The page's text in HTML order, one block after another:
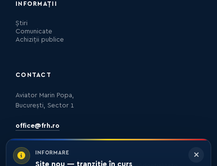
INFORMARE
Site nou — tranziție în curs
INFORMAȚII
Știri
Comunicate
Achiziții publice
CONTACT
Aviator Marin Popa,
București, Sector 1
office@frh.ro